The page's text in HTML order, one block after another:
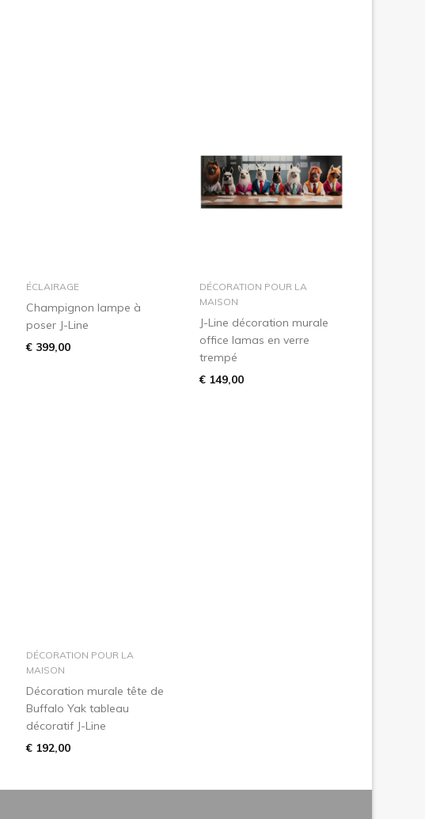
dans le panier
ÉCLAIRAGE
Champignon lampe à
poser J-Line
€ 399,00
dans le panier
DÉCORATION POUR LA
MAISON
J-Line décoration murale
office lamas en verre
trempé
€ 149,00
dans le panier
DÉCORATION POUR LA
MAISON
Décoration murale tête de
Buffalo Yak tableau
décoratif J-Line
€ 192,00